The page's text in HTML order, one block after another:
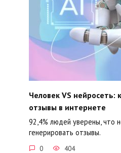
Человек VS нейросеть:
отзывы в интернете
92,4% людей уверены, что
генерировать отзывы.
0 404